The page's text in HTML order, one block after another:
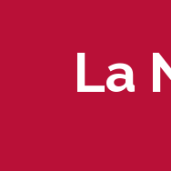
La